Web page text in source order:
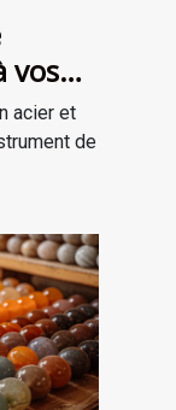
vos
acier et
de